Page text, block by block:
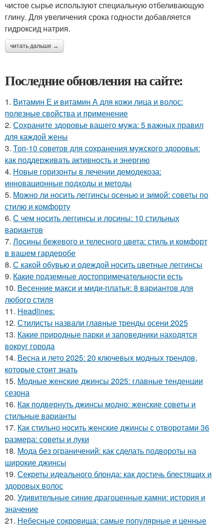
чистое сырье используют специальную отбеливающую
глину. Для увеличения срока годности добавляется
гидроксид натрия.
читать дальше →
Последние обновления на сайте:
1. Витамин Е и витамин А для кожи лица и волос:
полезные свойства и применение
2. Сохраните здоровье вашего мужа: 5 важных правил
для каждой жены
3. Топ-10 советов для сохранения мужского здоровья:
как поддерживать активность и энергию
4. Новые горизонты в лечении демодекоза:
инновационные подходы и методы
5. Можно ли носить леггинсы осенью и зимой: советы по
стилю и комфорту
6. С чем носить леггинсы и лосины: 10 стильных
вариантов
7. Лосины бежевого и телесного цвета: стиль и комфорт
в вашем гардеробе
8. С какой обувью и одеждой носить цветные леггинсы
9. Какие подземные достопримечательности есть
10. Весенние макси и миди-платья: 8 вариантов для
любого стиля
11. Headlines:
12. Стилисты назвали главные тренды осени 2025
13. Какие природные парки и заповедники находятся
вокруг города
14. Весна и лето 2025: 20 ключевых модных трендов,
которые стоит знать
15. Модные женские джинсы 2025: главные тенденции
сезона
16. Как подвернуть джинсы модно: женские советы и
стильные варианты
17. Как стильно носить женские джинсы с отворотами 36
размера: советы и луки
18. Мода без ограничений: как сделать подвороты на
широкие джинсы
19. Секреты идеального блонда: как достичь блестящих и
здоровых волос
20. Удивительные синие драгоценные камни: история и
значение
21. Небесные сокровища: самые популярные и ценные